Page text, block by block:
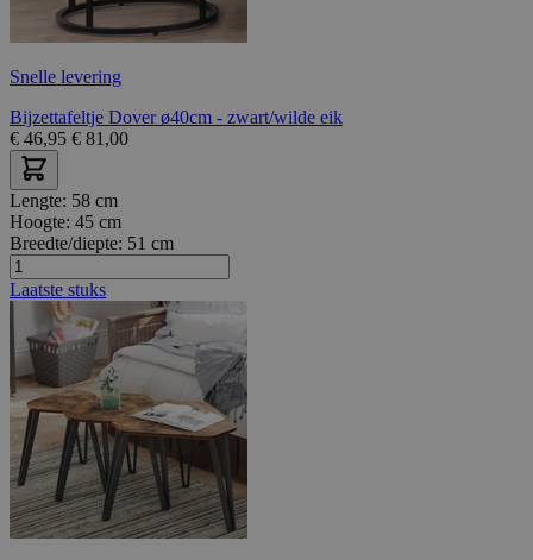
Snelle levering
Bijzettafeltje Dover ø40cm - zwart/wilde eik
€ 46,95 € 81,00
Lengte: 58 cm
Hoogte: 45 cm
Breedte/diepte: 51 cm
Laatste stuks